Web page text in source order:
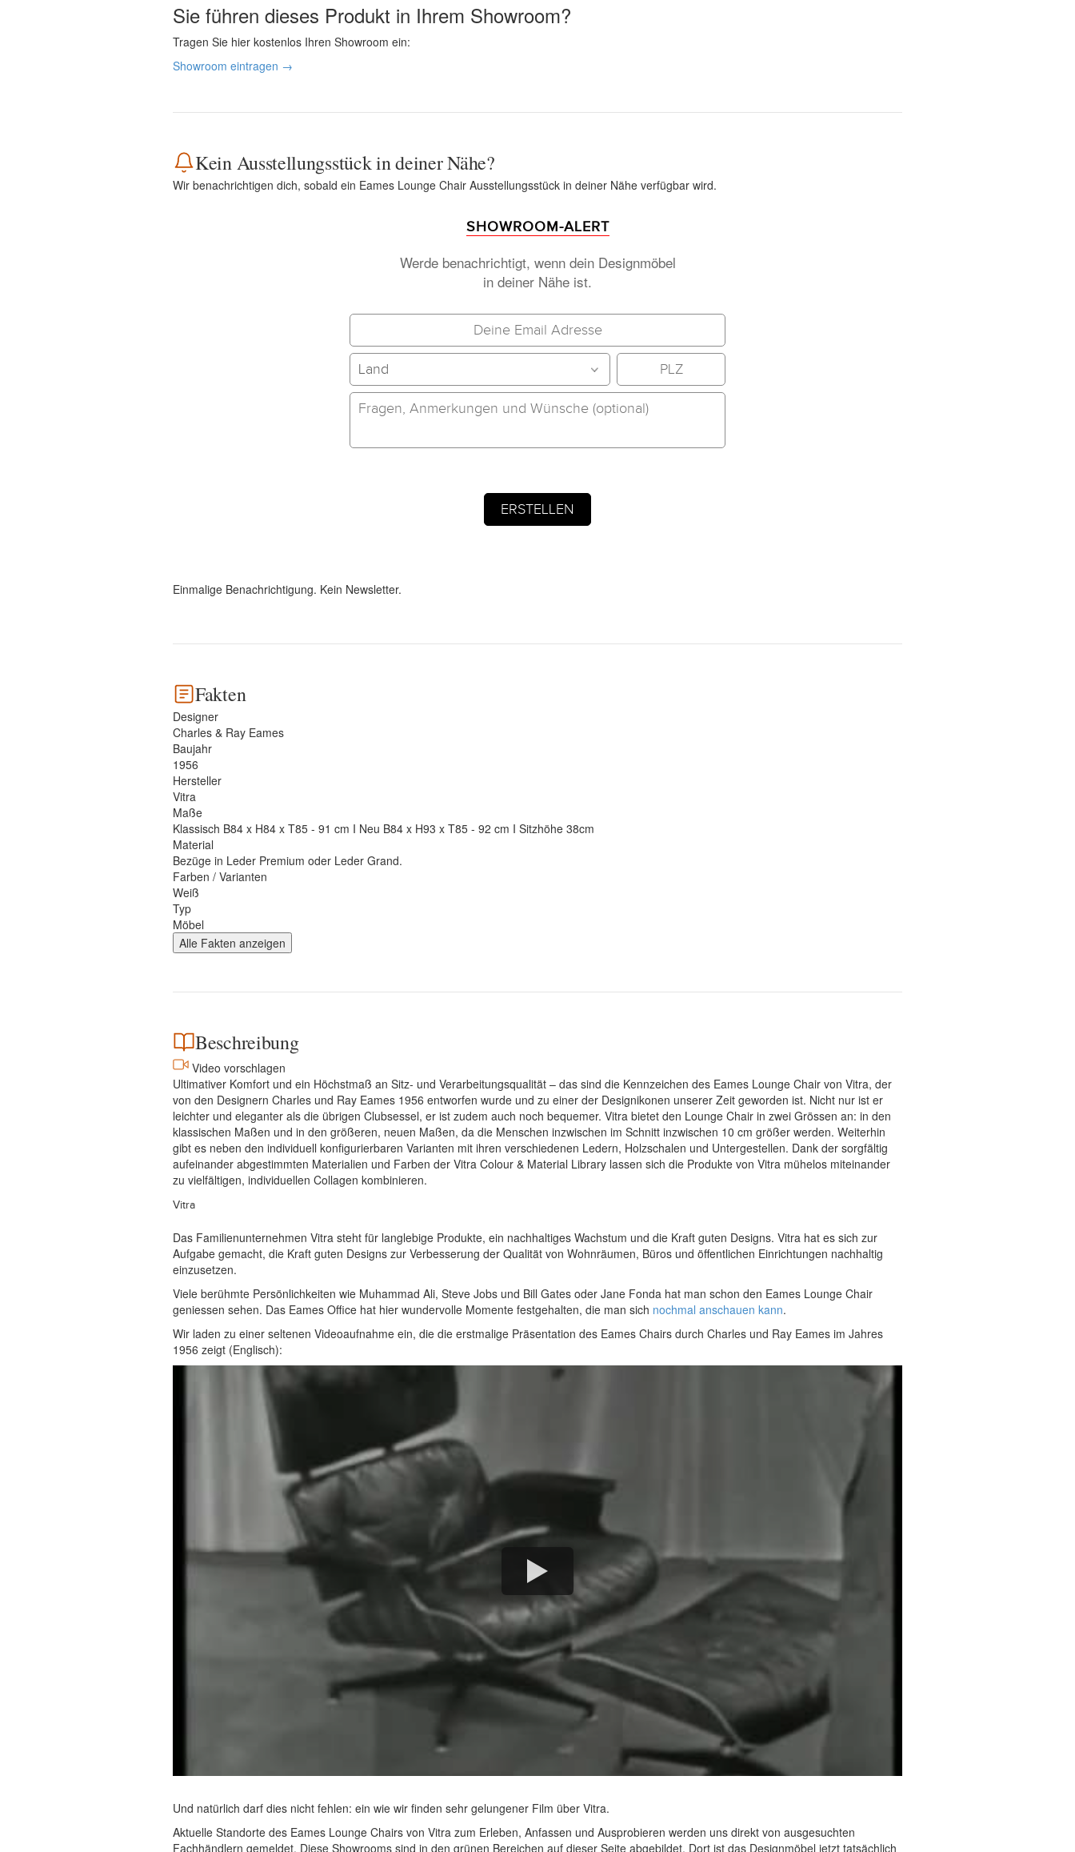
Sie führen dieses Produkt in Ihrem Showroom?
Tragen Sie hier kostenlos Ihren Showroom ein:
Showroom eintragen →
Kein Ausstellungsstück in deiner Nähe?
Wir benachrichtigen dich, sobald ein Eames Lounge Chair Ausstellungsstück in deiner Nähe verfügbar wird.
SHOWROOM-ALERT
Werde benachrichtigt, wenn dein Designmöbel
in deiner Nähe ist.
Einmalige Benachrichtigung. Kein Newsletter.
Fakten
Designer
Charles & Ray Eames
Baujahr
1956
Hersteller
Vitra
Maße
Klassisch B84 x H84 x T85 - 91 cm I Neu B84 x H93 x T85 - 92 cm I Sitzhöhe 38cm
Material
Bezüge in Leder Premium oder Leder Grand.
Farben / Varianten
Weiß
Typ
Möbel
Alle Fakten anzeigen
Beschreibung
Video vorschlagen
Ultimativer Komfort und ein Höchstmaß an Sitz- und Verarbeitungsqualität – das sind die Kennzeichen des Eames Lounge Chair von Vitra, der
von den Designern Charles und Ray Eames 1956 entworfen wurde und zu einer der Designikonen unserer Zeit geworden ist. Nicht nur ist er
leichter und eleganter als die übrigen Clubsessel, er ist zudem auch noch bequemer. Vitra bietet den Lounge Chair in zwei Grössen an: in den
klassischen Maßen und in den größeren, neuen Maßen, da die Menschen inzwischen im Schnitt inzwischen 10 cm größer werden. Weiterhin
gibt es neben den individuell konfigurierbaren Varianten mit ihren verschiedenen Ledern, Holzschalen und Untergestellen. Dank der sorgfältig
aufeinander abgestimmten Materialien und Farben der Vitra Colour & Material Library lassen sich die Produkte von Vitra mühelos miteinander
zu vielfältigen, individuellen Collagen kombinieren.
Vitra
Das Familienunternehmen Vitra steht für langlebige Produkte, ein nachhaltiges Wachstum und die Kraft guten Designs. Vitra hat es sich zur
Aufgabe gemacht, die Kraft guten Designs zur Verbesserung der Qualität von Wohnräumen, Büros und öffentlichen Einrichtungen nachhaltig
einzusetzen.
Viele berühmte Persönlichkeiten wie Muhammad Ali, Steve Jobs und Bill Gates oder Jane Fonda hat man schon den Eames Lounge Chair
geniessen sehen. Das Eames Office hat hier wundervolle Momente festgehalten, die man sich nochmal anschauen kann.
Wir laden zu einer seltenen Videoaufnahme ein, die die erstmalige Präsentation des Eames Chairs durch Charles und Ray Eames im Jahres
1956 zeigt (Englisch):
Und natürlich darf dies nicht fehlen: ein wie wir finden sehr gelungener Film über Vitra.
Aktuelle Standorte des Eames Lounge Chairs von Vitra zum Erleben, Anfassen und Ausprobieren werden uns direkt von ausgesuchten
Fachhändlern gemeldet. Diese Showrooms sind in den grünen Bereichen auf dieser Seite abgebildet. Dort ist das Designmöbel jetzt tatsächlich